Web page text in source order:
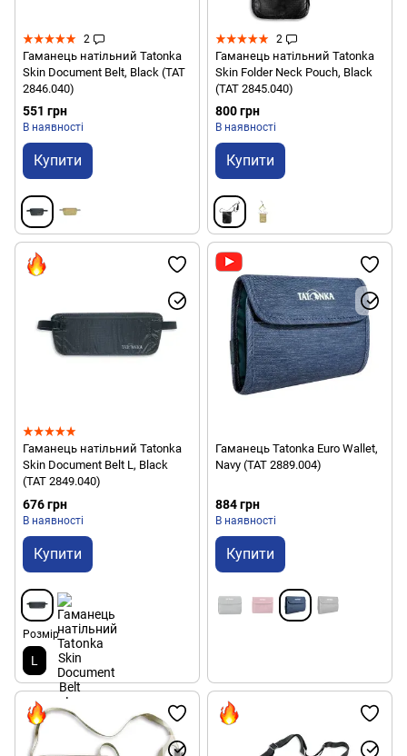
2
Гаманець натільний Tatonka
Skin Document Belt, Black (TAT
2846.040)
551 грн
В наявності
Купити
2
Гаманець натільний Tatonka
Skin Folder Neck Pouch, Black
(TAT 2845.040)
800 грн
В наявності
Купити
Гаманець натільний Tatonka
Skin Document Belt L, Black
(TAT 2849.040)
676 грн
В наявності
Купити
Розмір
L
Гаманець Tatonka Euro Wallet,
Navy (TAT 2889.004)
884 грн
В наявності
Купити